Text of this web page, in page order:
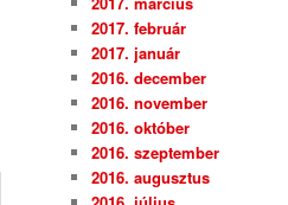
2017. február
2017. január
2016. december
2016. november
2016. október
2016. szeptember
2016. augusztus